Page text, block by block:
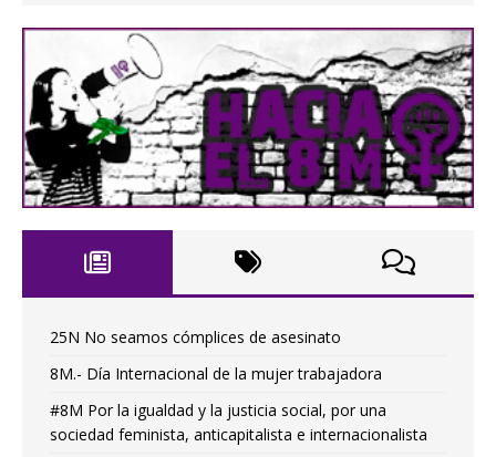
25N No seamos cómplices de asesinato
8M.- Día Internacional de la mujer trabajadora
#8M Por la igualdad y la justicia social, por una
sociedad feminista, anticapitalista e internacionalista